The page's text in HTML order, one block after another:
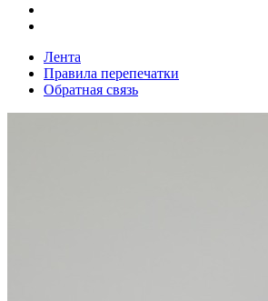
Лента
Правила перепечатки
Обратная связь